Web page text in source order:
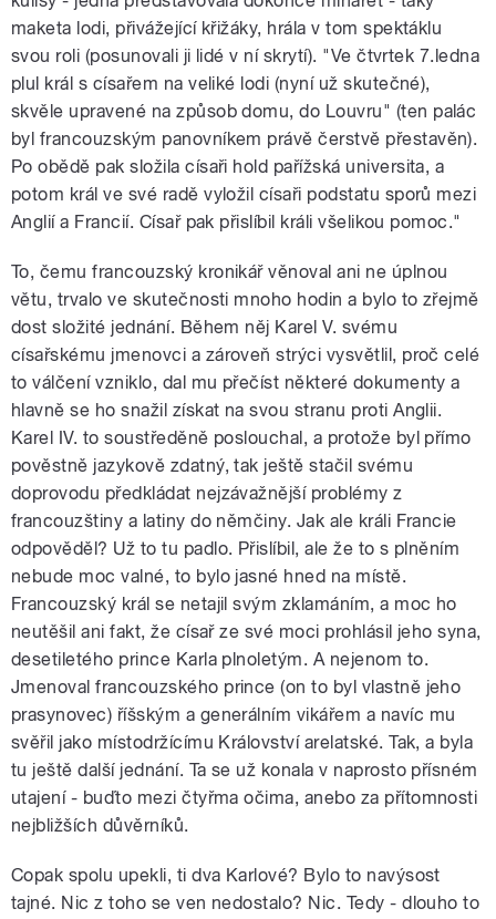
maketa lodi, přivážející křižáky, hrála v tom spektáklu
svou roli (posunovali ji lidé v ní skrytí). "Ve čtvrtek 7.ledna
plul král s císařem na veliké lodi (nyní už skutečné),
skvěle upravené na způsob domu, do Louvru" (ten palác
byl francouzským panovníkem právě čerstvě přestavěn).
Po obědě pak složila císaři hold pařížská universita, a
potom král ve své radě vyložil císaři podstatu sporů mezi
Anglií a Francií. Císař pak přislíbil králi všelikou pomoc."
To, čemu francouzský kronikář věnoval ani ne úplnou
větu, trvalo ve skutečnosti mnoho hodin a bylo to zřejmě
dost složité jednání. Během něj Karel V. svému
císařskému jmenovci a zároveň strýci vysvětlil, proč celé
to válčení vzniklo, dal mu přečíst některé dokumenty a
hlavně se ho snažil získat na svou stranu proti Anglii.
Karel IV. to soustředěně poslouchal, a protože byl přímo
pověstně jazykově zdatný, tak ještě stačil svému
doprovodu předkládat nejzávažnější problémy z
francouzštiny a latiny do němčiny. Jak ale králi Francie
odpověděl? Už to tu padlo. Přislíbil, ale že to s plněním
nebude moc valné, to bylo jasné hned na místě.
Francouzský král se netajil svým zklamáním, a moc ho
neutěšil ani fakt, že císař ze své moci prohlásil jeho syna,
desetiletého prince Karla plnoletým. A nejenom to.
Jmenoval francouzského prince (on to byl vlastně jeho
prasynovec) říšským a generálním vikářem a navíc mu
svěřil jako místodržícímu Království arelatské. Tak, a byla
tu ještě další jednání. Ta se už konala v naprosto přísném
utajení - buďto mezi čtyřma očima, anebo za přítomnosti
nejbližších důvěrníků.
Copak spolu upekli, ti dva Karlové? Bylo to navýsost
tajné. Nic z toho se ven nedostalo? Nic. Tedy - dlouho to